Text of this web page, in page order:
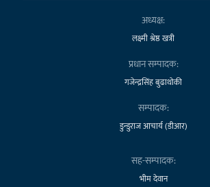
अध्यक्ष:
लक्ष्मी श्रेष्ठ खत्री
प्रधान सम्पादक:
गजेन्द्रसिंह बुढाथोकी
सम्पादक:
डुन्डुराज आचार्य (डीआर)
सह-सम्पादक:
भीम देवान